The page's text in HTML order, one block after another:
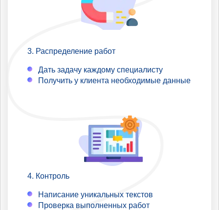
Распределение работ
Дать задачу каждому специалисту
Получить у клиента необходимые данные
Контроль
Написание уникальных текстов
Проверка выполненных работ